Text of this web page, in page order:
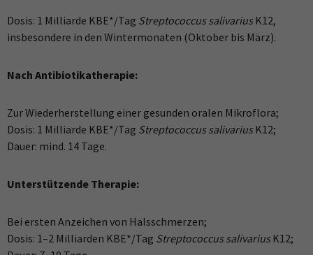
Dosis: 1 Milliarde KBE*/Tag Streptococcus salivarius K12,
insbesondere in den Wintermonaten (Oktober bis März).
Nach Antibiotikatherapie:
Zur Wiederherstellung einer gesunden oralen Mikroflora;
Dosis: 1 Milliarde KBE*/Tag Streptococcus salivarius K12;
Dauer: mind. 14 Tage.
Unterstützende Therapie:
Bei ersten Anzeichen von Halsschmerzen;
Dosis: 1–2 Milliarden KBE*/Tag Streptococcus salivarius K12;